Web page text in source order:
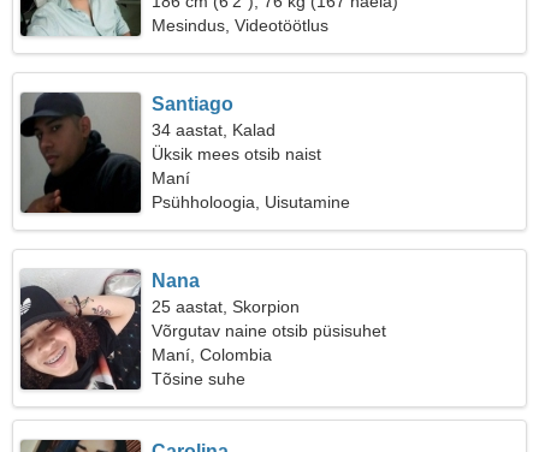
Mesindus, Videotöötlus
Santiago
34 aastat, Kalad
Üksik mees otsib naist
Maní
Psühholoogia, Uisutamine
Nana
25 aastat, Skorpion
Võrgutav naine otsib püsisuhet
Maní, Colombia
Tõsine suhe